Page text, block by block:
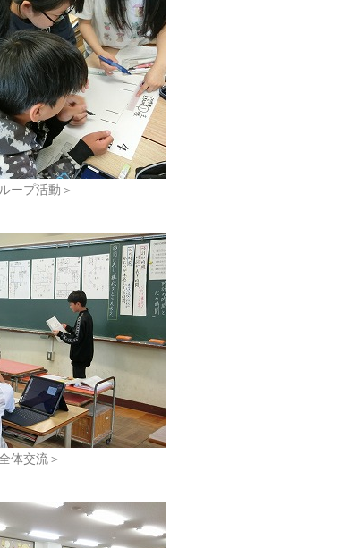
ープ活動＞
体交流＞